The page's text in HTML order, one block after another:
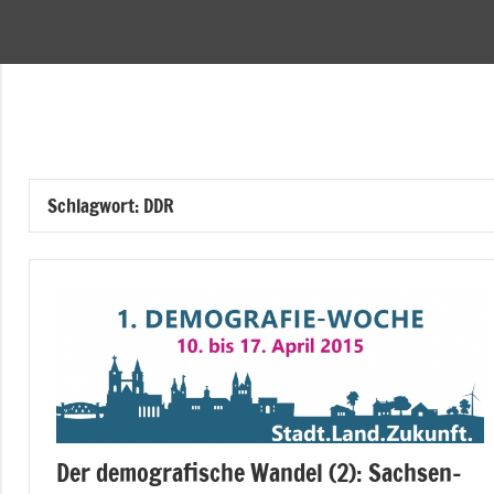
Halberstadt
Schlagwort: DDR
Der demografische Wandel (2): Sachsen-